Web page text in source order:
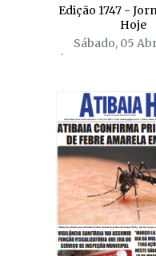
Edição 1747 -
Hoje
Sábado, 05